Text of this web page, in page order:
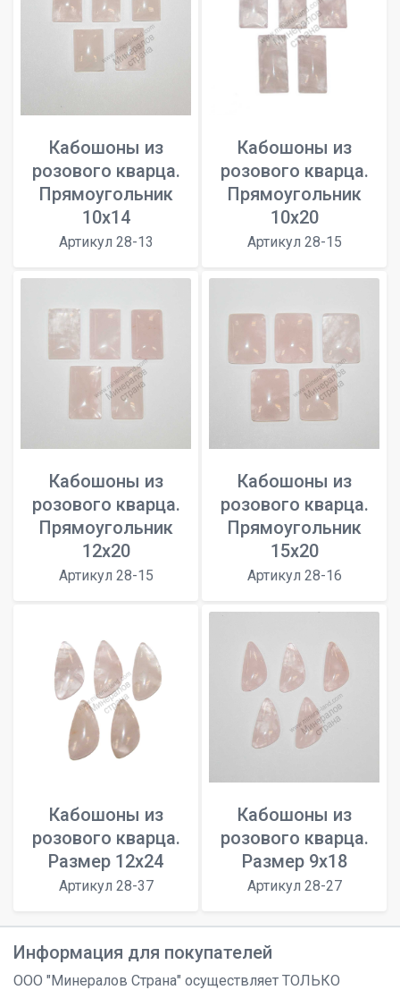
Кабошоны из
розового кварца.
Прямоугольник
10x14
Артикул 28-13
Кабошоны из
розового кварца.
Прямоугольник
10x20
Артикул 28-15
Кабошоны из
розового кварца.
Прямоугольник
12x20
Артикул 28-15
Кабошоны из
розового кварца.
Прямоугольник
15х20
Артикул 28-16
Кабошоны из
розового кварца.
Размер 12x24
Артикул 28-37
Кабошоны из
розового кварца.
Размер 9x18
Артикул 28-27
Информация для покупателей
ООО "Минералов Страна" осуществляет ТОЛЬКО